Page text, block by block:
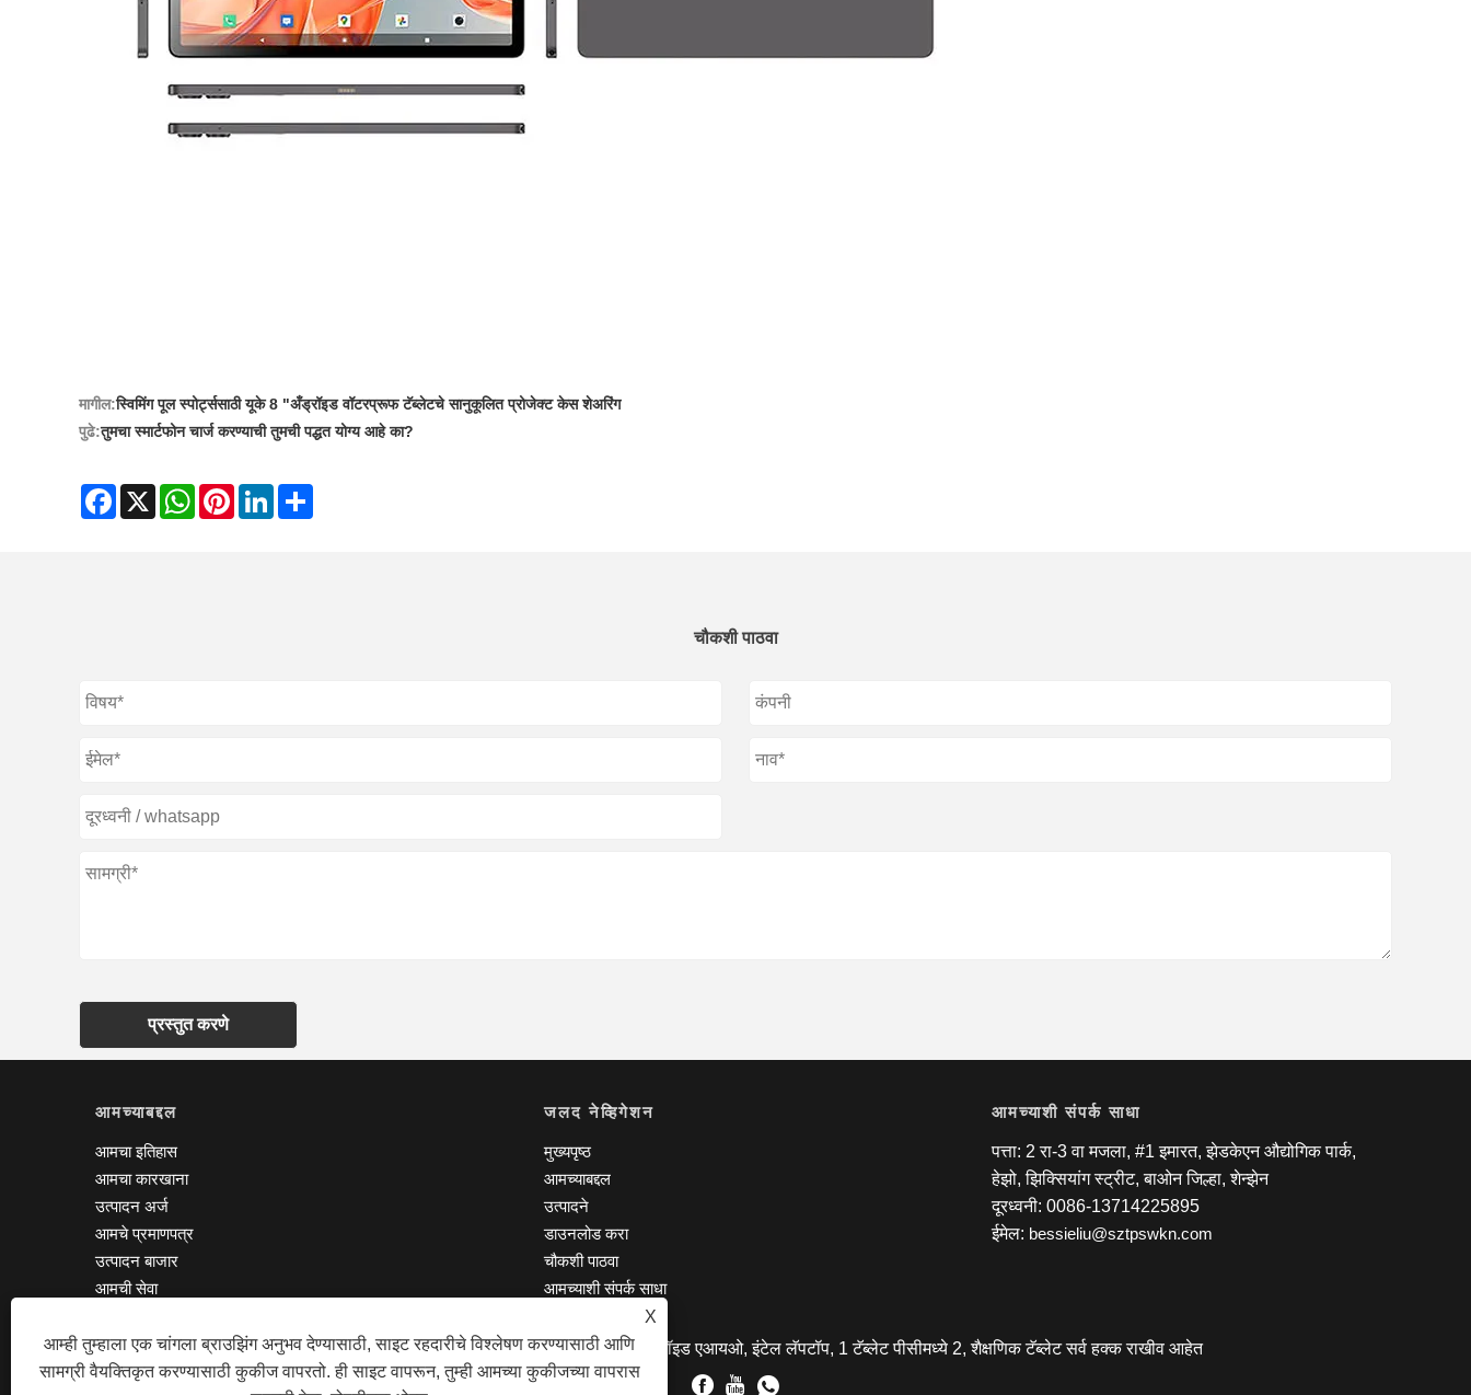
मागील:स्विमिंग पूल स्पोर्ट्ससाठी यूके 8 "अँड्रॉइड वॉटरप्रूफ टॅब्लेटचे सानुकूलित प्रोजेक्ट केस शेअरिंग
पुढे:तुमचा स्मार्टफोन चार्ज करण्याची तुमची पद्धत योग्य आहे का?
Facebook
X WhatsApp
PinterestLinkedIn
चौकशी पाठवा
प्रस्तुत करणे
X
आम्ही तुम्हाला एक चांगला ब्राउझिंग अनुभव देण्यासाठी, साइट रहदारीचे विश्लेषण करण्यासाठी आणि
सामग्री वैयक्तिकृत करण्यासाठी कुकीज वापरतो. ही साइट वापरून, तुम्ही आमच्या कुकीजच्या वापरास
आमच्याबद्दल
आमचा इतिहास
आमचा कारखाना
उत्पादन अर्ज
आमचे प्रमाणपत्र
उत्पादन बाजार
आमची सेवा
जलद नेव्हिगेशन
मुख्यपृष्ठ
आमच्याबद्दल
उत्पादने
डाउनलोड करा
चौकशी पाठवा
आमच्याशी संपर्क साधा
आमच्याशी संपर्क साधा
पत्ता: 2 रा-3 वा मजला, #1 इमारत, झेडकेएन औद्योगिक पार्क,
हेझो, झिक्सियांग स्ट्रीट, बाओन जिल्हा, शेन्झेन
दूरध्वनी: 0086-13714225895
ईमेल: bessieliu@sztpswkn.com
कॉपीराइट © 2020 एसझेड टीपीएस को., लि. - टॅब्लेट पीसी, अँड्रॉइड एआयओ, इंटेल लॅपटॉप, 1 टॅब्लेट पीसीमध्ये 2, शैक्षणिक टॅब्लेट सर्व हक्क राखीव आहेत